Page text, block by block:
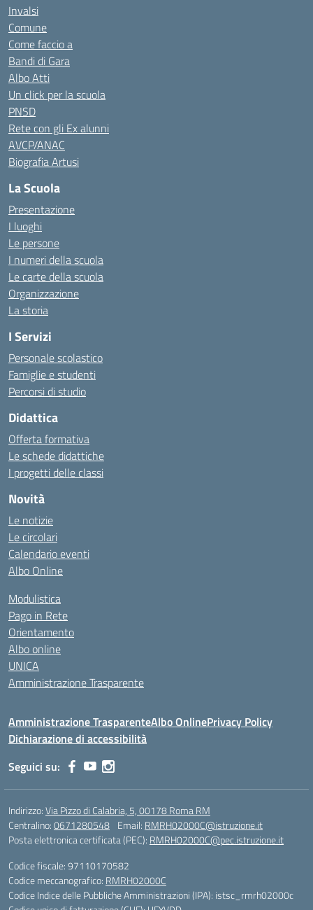
Invalsi
Comune
Come faccio a
Bandi di Gara
Albo Atti
Un click per la scuola
PNSD
Rete con gli Ex alunni
AVCP/ANAC
Biografia Artusi
La Scuola
Presentazione
I luoghi
Le persone
I numeri della scuola
Le carte della scuola
Organizzazione
La storia
I Servizi
Personale scolastico
Famiglie e studenti
Percorsi di studio
Didattica
Offerta formativa
Le schede didattiche
I progetti delle classi
Novità
Le notizie
Le circolari
Calendario eventi
Albo Online
Modulistica
Pago in Rete
Orientamento
Albo online
UNICA
Amministrazione Trasparente
Amministrazione TrasparenteAlbo OnlinePrivacy Policy
Dichiarazione di accessibilità
Seguici su:
Indirizzo:Via Pizzo di Calabria, 5, 00178 Roma RM
Centralino:0671280548 Email: RMRH02000C@istruzione.it
Posta elettronica certificata (PEC): RMRH02000C@pec.istruzione.it
Codice fiscale: 97110170582
Codice meccanografico: RMRH02000C
Codice Indice delle Pubbliche Amministrazioni (IPA): istsc_rmrh02000c